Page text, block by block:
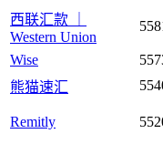
西联汇款 ｜
Western Union
Wise
熊猫速汇
Remitly